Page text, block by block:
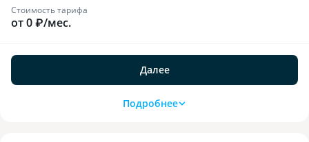
Стоимость тарифа
от 0 ₽/мес.
Далее
Подробнее